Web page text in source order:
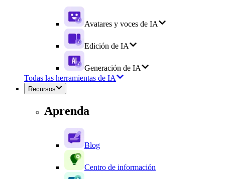
Avatares y voces de IA
Edición de IA
Generación de IA
Todas las herramientas de IA
Recursos
Aprenda
Blog
Centro de información